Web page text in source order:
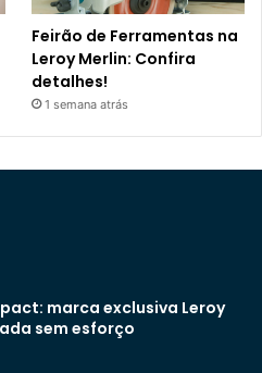
Feirão de Ferramentas na
Leroy Merlin: Confira
detalhes!
1 semana atrás
marca exclusiva Leroy
sem esforço